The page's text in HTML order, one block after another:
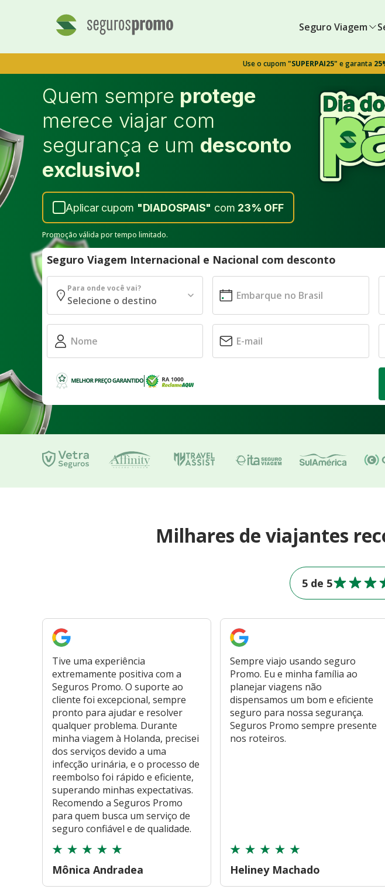
Seguro Viagem
Use o cupom"SUPERPAI25" e garanta
Quem sempre protege
merece viajar com
segurança e um desconto
exclusivo!
Aplicar cupom "DIADOSPAIS" com 23% OFF
Promoção válida por tempo limitado.
Seguro Viagem Internacional e Nacional com desconto
Para onde você vai?
Milhares de viajantes
5 de 5
Tive uma experiência
extremamente positiva com a
Seguros Promo. O suporte ao
cliente foi excepcional, sempre
pronto para ajudar e resolver
qualquer problema. Durante
minha viagem à Holanda, precisei
dos serviços devido a uma
infecção urinária, e o processo de
reembolso foi rápido e eficiente,
superando minhas expectativas.
Recomendo a Seguros Promo
para quem busca um serviço de
seguro confiável e de qualidade.
Mônica Andradea
Sempre viajo usando seguro
Promo. Eu e minha família ao
planejar viagens não
dispensamos um bom e eficiente
seguro para nossa segurança.
Seguros Promo sempre presente
nos roteiros.
Heliney Machado